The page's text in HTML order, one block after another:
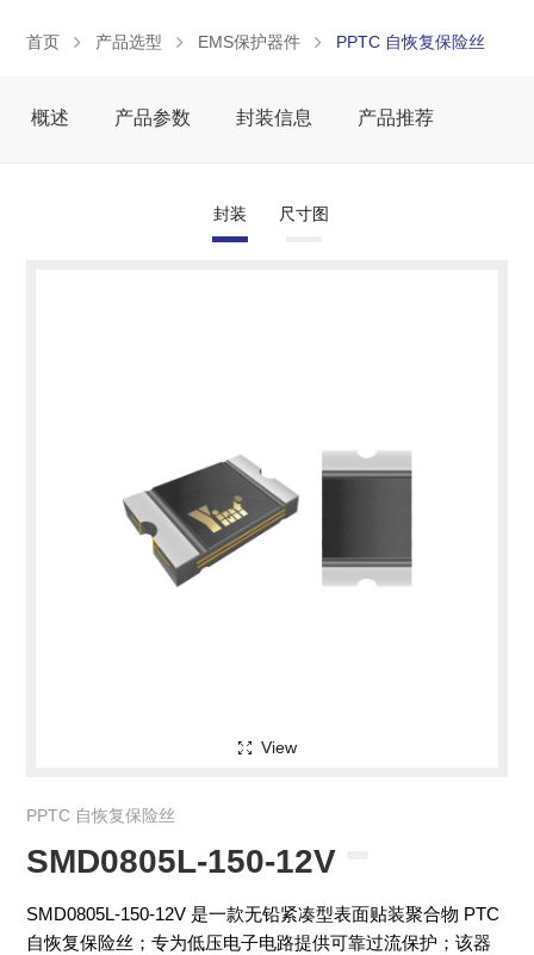
首页 产品选型 EMS保护器件 PPTC 自恢复保险丝
概述 产品参数 封装信息 产品推荐
封装 尺寸图
View
PPTC 自恢复保险丝
SMD0805L-150-12V
SMD0805L-150-12V 是一款无铅紧凑型表面贴装聚合物 PTC
自恢复保险丝；专为低压电子电路提供可靠过流保护；该器